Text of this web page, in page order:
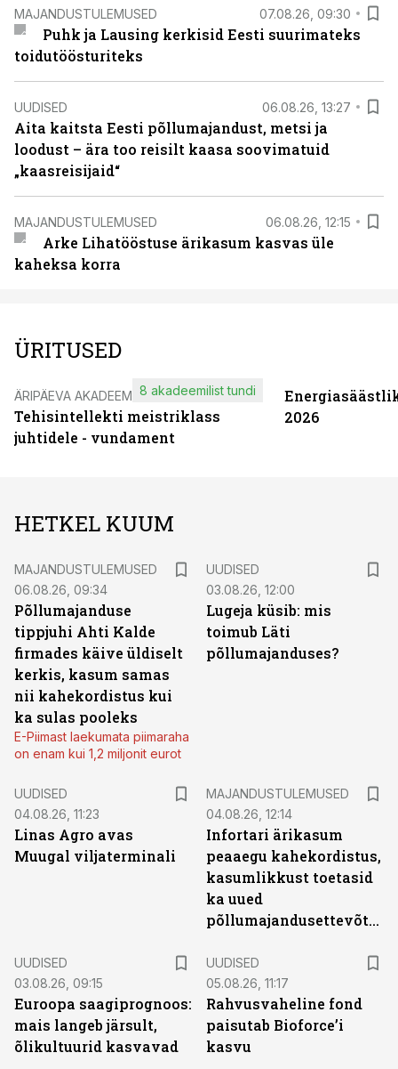
MAJANDUSTULEMUSED 07.08.26, 09:30
Puhk ja Lausing kerkisid Eesti suurimateks
toidutöösturiteks
UUDISED 06.08.26, 13:27
Aita kaitsta Eesti põllumajandust, metsi ja
loodust – ära too reisilt kaasa soovimatuid
„kaasreisijaid“
MAJANDUSTULEMUSED 06.08.26, 12:15
Arke Lihatööstuse ärikasum kasvas üle
kaheksa korra
ÜRITUSED
ÄRIPÄEVA AKADEEMIA
Tehisintellekti meistriklass
juhtidele - vundament
8 akadeemilist tundi
2026
HETKEL KUUM
MAJANDUSTULEMUSED
06.08.26, 09:34
Põllumajanduse
tippjuhi Ahti Kalde
firmades käive üldiselt
kerkis, kasum samas
nii kahekordistus kui
ka sulas pooleks
E-Piimast laekumata piimaraha
on enam kui 1,2 miljonit eurot
UUDISED
03.08.26, 12:00
Lugeja küsib: mis
toimub Läti
põllumajanduses?
UUDISED
04.08.26, 11:23
Linas Agro avas
Muugal viljaterminali
MAJANDUSTULEMUSED
04.08.26, 12:14
Infortari ärikasum
peaaegu kahekordistus,
kasumlikkust toetasid
ka uued
põllumajandusettevõtted
UUDISED
03.08.26, 09:15
Euroopa saagiprognoos:
mais langeb järsult,
õlikultuurid kasvavad
UUDISED
05.08.26, 11:17
Rahvusvaheline fond
paisutab Bioforce’i
kasvu